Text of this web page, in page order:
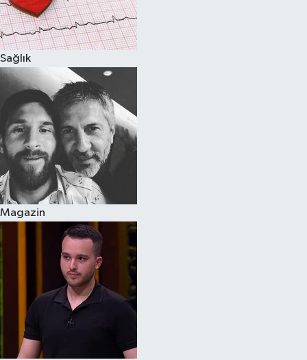
Sağlık
Magazin
Spor
Çocuk
Eğitim
Hava Durumu
Kadın
Kim kimdir?
Kültür Sanat
Sağlık
Siyaset